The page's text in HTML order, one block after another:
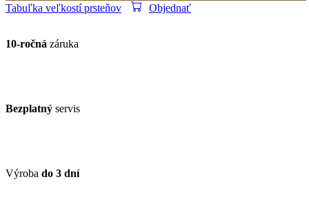
Tabuľka veľkostí prsteňov
Objednať
10-ročná záruka
Bezplatný servis
Výroba do 3 dní